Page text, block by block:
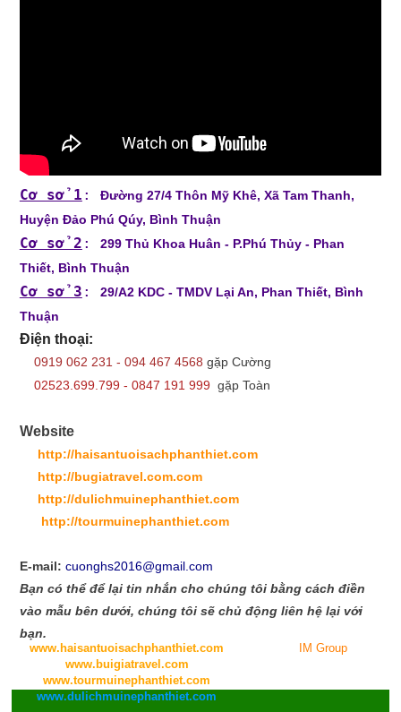
Cơ sở 1 :
Đường 27/4 Thôn Mỹ Khê, Xã Tam Thanh,
Huyện Đảo Phú Qúy, Bình Thuận
Cơ sở 2 :
299 Thủ Khoa Huân - P.Phú Thủy - Phan
Thiết, Bình Thuận
Cơ sở 3 :
29/A2 KDC - TMDV Lại An, Phan Thiết, Bình
Thuận
Điện thoại:
0919 062 231 - 094 467 4568 gặp Cường
02523.699.799 - 0847 191 999gặp Toàn
Website
http://haisantuoisachphanthiet.com
http://bugiatravel.com.com
http://dulichmuinephanthiet.com
http://tourmuinephanthiet.com
E-mail: cuonghs2016@gmail.com
Bạn có thể để lại tin nhắn cho chúng tôi bằng cách điền
vào mẫu bên dưới, chúng tôi sẽ chủ động liên hệ lại với
bạn.
www.haisantuoisachphanthiet.com
www.buigiatravel.com
www.tourmuinephanthiet.com
www.dulichmuinephanthiet.com
IM Group